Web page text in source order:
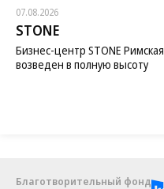
07.08.2026
STONE
Бизнес-центр STONE Римская
возведен в полную высоту
Благотворительный фонд